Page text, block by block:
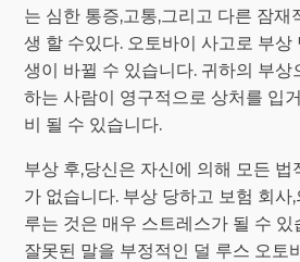
는 심한 통증,고통,그리고 다른 잠재
생 할 수있다. 오토바이 사고로 부상
생이 바뀔 수 있습니다. 귀하의 부상
하는 사람이 영구적으로 상처를 입
비 될 수 있습니다.
부상 후,당신은 자신에 의해 모든 법
가 없습니다. 부상 당하고 보험 회사
루는 것은 매우 스트레스가 될 수 있
잘못된 말을 부정적인 덜 루스 오토